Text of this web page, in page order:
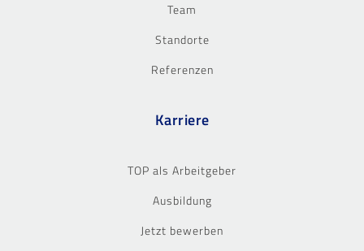
Team
Standorte
Referenzen
Karriere
TOP als Arbeitgeber
Ausbildung
Jetzt bewerben